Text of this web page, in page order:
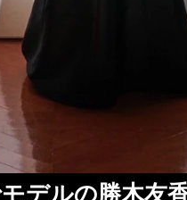
デルの勝木友